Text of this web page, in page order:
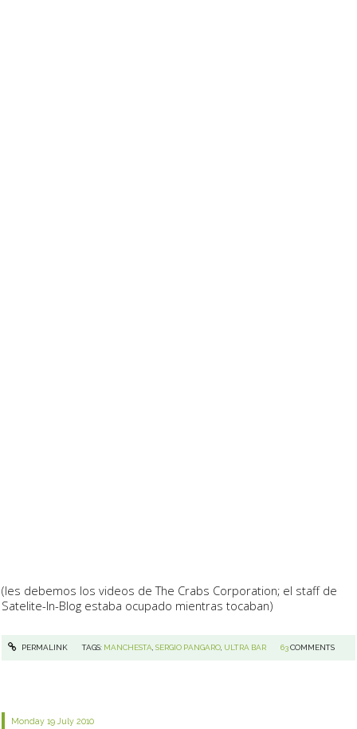
(les debemos los videos de The Crabs Corporation; el staff de
Satelite-In-Blog estaba ocupado mientras tocaban)
PERMALINK TAGS: MANCHESTA SERGIO PANGARO, ULTRA BAR 63COMMENTS
Monday 19 July 2010